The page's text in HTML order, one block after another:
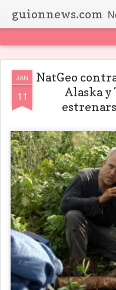
guionnews.com
JAN
11
NatGeo
Alaska y